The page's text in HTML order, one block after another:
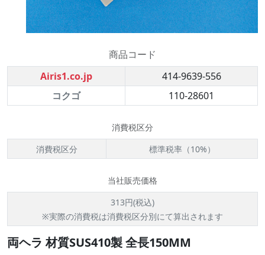
商品コード
Airis1.co.jp
414-9639-556
コクゴ
110-28601
消費税区分
消費税区分
標準税率（10%）
当社販売価格
313円(税込)
※実際の消費税は消費税区分別にて算出されます
両ヘラ 材質SUS410製 全長150MM